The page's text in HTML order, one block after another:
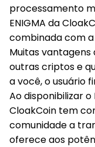
processamento
ENIGMA da
combinada com
Muitas
outras criptos e
a você, o usuário
Ao disponibilizar
CloakCoin tem
comunidade a
oferece aos